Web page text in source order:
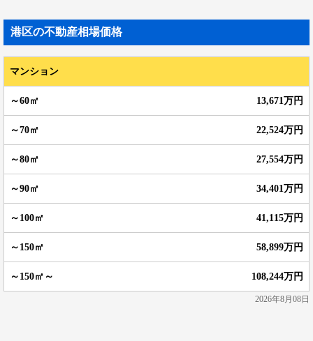
青山一丁目駅、表参道駅
港区の不動産相場価格
マンション
13,671万円
22,524万円
27,554万円
34,401万円
41,115万円
58,899万円
108,244万円
2026年8月08日